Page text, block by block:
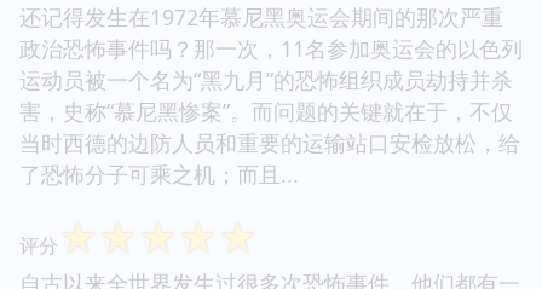
还记得发生在1972年慕尼黑奥运会期间的那次严重
政治恐怖事件吗？那一次，11名参加奥运会的以色列
运动员被一个名为“黑九月”的恐怖组织成员劫持并杀
害，史称“慕尼黑惨案”。而问题的关键就在于，不仅
当时西德的边防人员和重要的运输站口安检放松，给
了恐怖分子可乘之机；而且...
评分 ☆☆☆☆☆
自古以来全世界发生过很多次恐怖事件，他们都有一